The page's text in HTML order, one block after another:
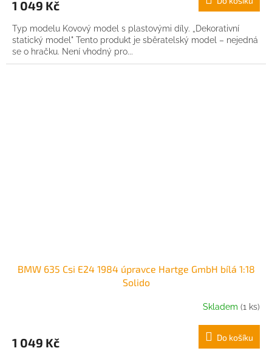
1 049 Kč
Typ modelu Kovový model s plastovými díly. „Dekorativní
statický model" Tento produkt je sběratelský model – nejedná
se o hračku. Není vhodný pro...
BMW 635 Csi E24 1984 úpravce Hartge GmbH bílá 1:18
Solido
Skladem (1 ks)
1 049 Kč Do košíku